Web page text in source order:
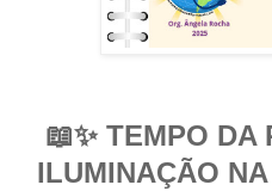
📖✨TEMPO DA
ILUMINAÇÃO